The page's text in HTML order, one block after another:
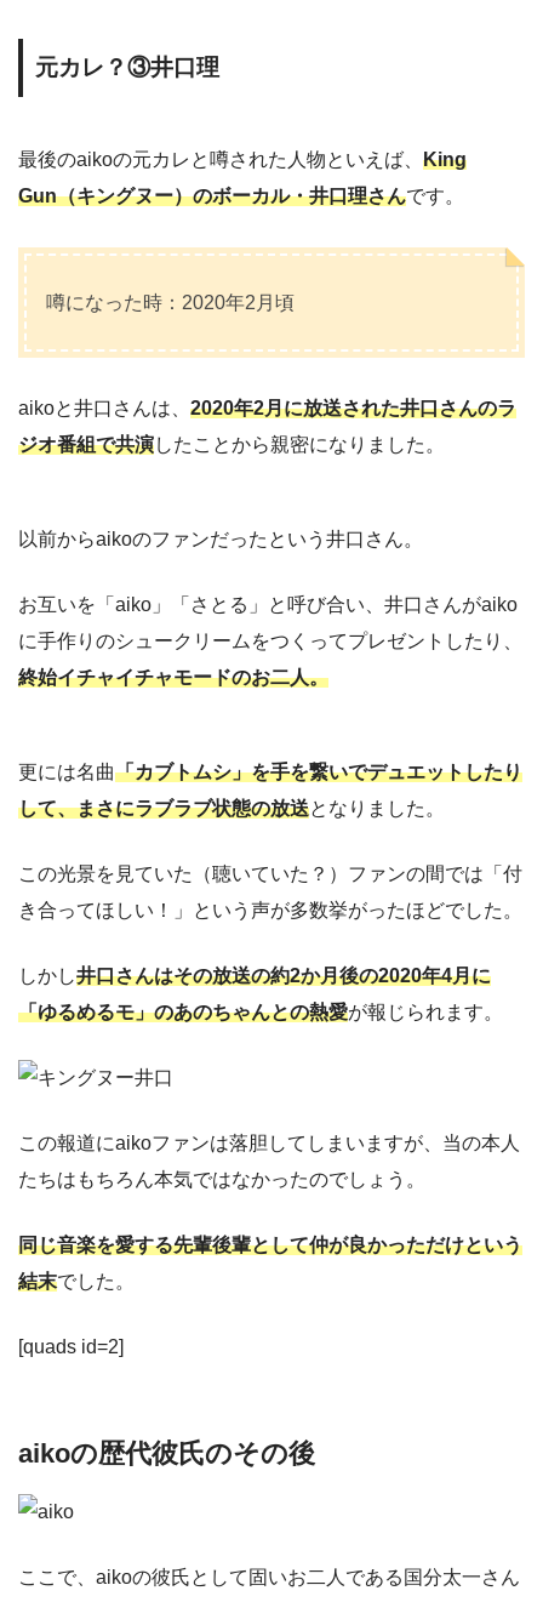
元カレ？③井口理
最後のaikoの元カレと噂された人物といえば、 King
Gun（キングヌー）のボーカル・井口理さんです。
噂になった時：2020年2月頃
aikoと井口さんは、 2020年2月に放送された井口さんのラ
ジオ番組で共演したことから親密になりました。
以前からaikoのファンだったという井口さん。
お互いを「aiko」「さとる」と呼び合い、井口さんがaiko
に手作りのシュークリームをつくってプレゼントしたり、
終始イチャイチャモードのお二人。
更には名曲「カブトムシ」を手を繋いでデュエットしたり
して、まさにラブラブ状態の放送となりました。
この光景を見ていた（聴いていた？）ファンの間では「付
き合ってほしい！」という声が多数挙がったほどでした。
しかし井口さんはその放送の約2か月後の2020年4月に
「ゆるめるモ」のあのちゃんとの熱愛が報じられます。
この報道にaikoファンは落胆してしまいますが、当の本人
たちはもちろん本気ではなかったのでしょう。
同じ音楽を愛する先輩後輩として仲が良かっただけという
結末でした。
[quads id=2]
aikoの歴代彼氏のその後
ここで、aikoの彼氏として固いお二人である国分太一さん